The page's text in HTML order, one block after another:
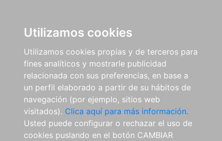
Utilizamos cookies
Utilizamos cookies propias y de terceros para
fines analíticos y mostrarle publicidad
relacionada con sus preferencias, en base a
un perfil elaborado a partir de su hábitos de
navegación (por ejemplo, sitios web
visitados). Clica aquí para más información.
Usted puede configurar o rechazar el uso de
cookies puslando en el botón CAMBIAR